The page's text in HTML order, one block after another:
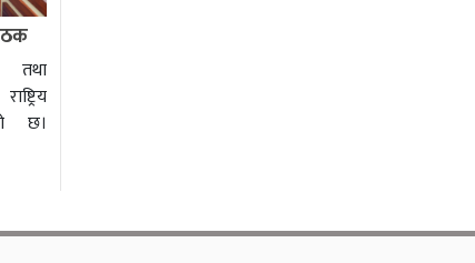
तथा
छ।